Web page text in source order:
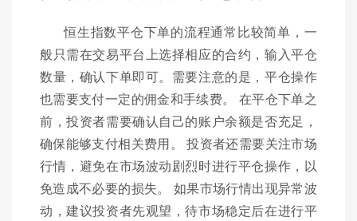
恒生指数平仓下单的流程通常比较简单，一
般只需在交易平台上选择相应的合约，输入平仓
数量，确认下单即可。需要注意的是，平仓操作
也需要支付一定的佣金和手续费。 在平仓下单之
前，投资者需要确认自己的账户余额是否充足，
确保能够支付相关费用。 投资者还需要关注市场
行情，避免在市场波动剧烈时进行平仓操作，以
免造成不必要的损失。 如果市场行情出现异常波
动，建议投资者先观望，待市场稳定后在进行平